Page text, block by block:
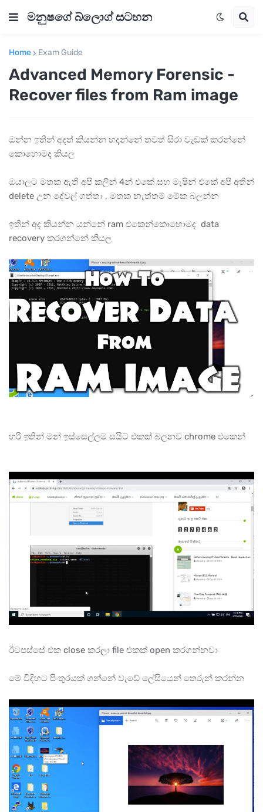
මනුෂගේ බ්ලොග් සටහන
Home Exam Guide
Advanced Memory Forensic -
Recover files from Ram image
ඔන්න ඉතින් අදත් කියන්න හදන්නේ තවත් සිරා වැඩක් කරන්නේ
කොහොමද කියල
ඔයාලට මතක ඇති අපි කලින් 4න් එකේ සහ මැෂින් එකේ අපි අතින්
delete උන දේවල් ගත්තා , මතක නැත්තම් මේක බලන්න
ඉතින් අද කියන්න යන්නේ ram එකෙන්කොහොමද data
recovery කරගන්නේ කියල
හරි ඉතින් මන් ඉස්සෙල්ලම සයිට් එකක් බලනව chrome එකෙන්
ඊටපස්සේ එක close කරලා file එකක් open කරගන්නවා
මේ විදිහට පිංතුරයක් ගන්නේ වැඩේ ලේසියෙන් තෙරුන් කරන්න